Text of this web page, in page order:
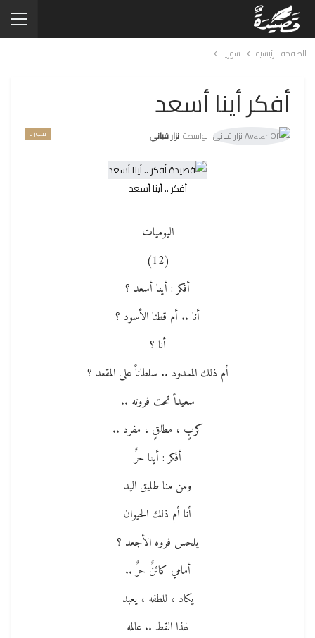
الصفحة الرئيسية سوريا
أفكر أينا أسعد
سوريا بواسطة نزار قباني
أفكر .. أينا أسعد
اليوميات
(12)
أفكر : أينا أسعد ؟
أنا .. أم قطنا الأسود ؟
أنا ؟
أم ذلك الممدود .. سلطاناً على المقعد ؟
سعيداً تحت فروته ..
كربٍ ، مطلقٍ ، مفرد ..
أفكر : أينا حرٌ
ومن منا طليق اليد
أنا أم ذلك الحيوان
يلحس فروه الأجعد ؟
أمامي كائنٌ حرٌ ..
يكاد ، للطفه ، يعبد
لهذا القط .. عالمه